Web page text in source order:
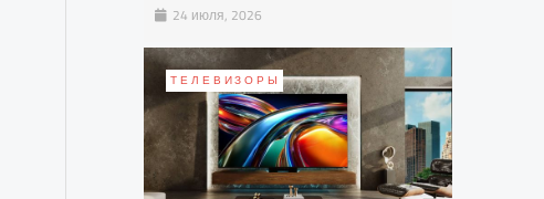
24 июля, 2026
ТЕЛЕВИЗОРЫ